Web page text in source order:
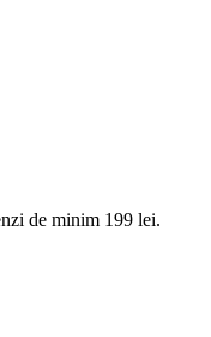
de minim 199 lei.